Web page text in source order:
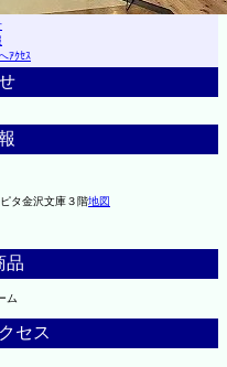
ｱｸｾｽ
タ金沢文庫３階地図
品
ム
セス